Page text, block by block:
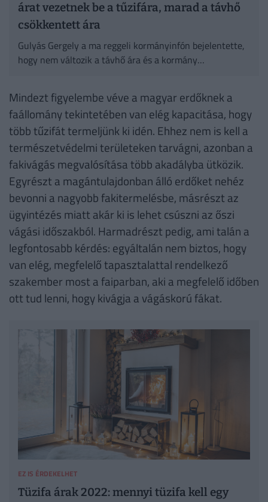
árat vezetnek be a tűzifára, marad a távhő
csökkentett ára
Gulyás Gergely a ma reggeli kormányinfón bejelentette,
hogy nem változik a távhő ára és a kormány
Mindezt figyelembe véve a magyar erdőknek a
faállomány tekintetében van elég kapacitása, hogy
több tűzifát termeljünk ki idén. Ehhez nem is kell a
természetvédelmi területeken tarvágni, azonban a
fakivágás megvalósítása több akadályba ütközik.
Egyrészt a magántulajdonban álló erdőket nehéz
bevonni a nagyobb fakitermelésbe, másrészt az
ügyintézés miatt akár ki is lehet csúszni az őszi
vágási időszakból. Harmadrészt pedig, ami talán a
legfontosabb kérdés: egyáltalán nem biztos, hogy
van elég, megfelelő tapasztalattal rendelkező
szakember most a faiparban, aki a megfelelő időben
ott tud lenni, hogy kivágja a vágáskorú fákat.
EZ IS ÉRDEKELHET
Tüzifa árak 2022: mennyi tüzifa kell egy